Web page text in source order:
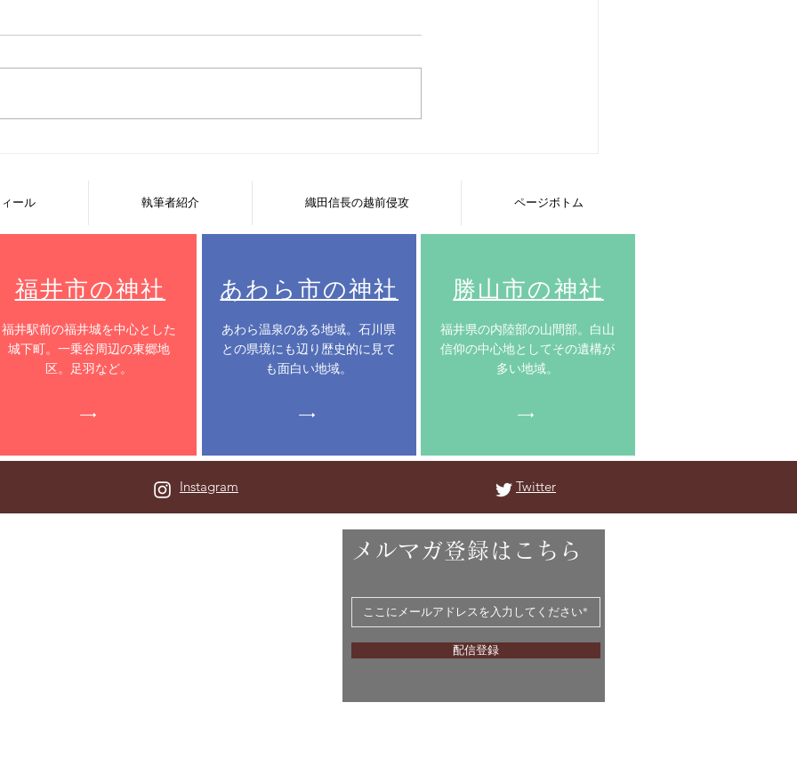
の乱 堀江景忠 あわら市下番
思いが詰まる明智神社
ール 執筆者紹介 織田信長の越前侵攻 ページボトム
福井市の神社
​福井駅前の福井城を中心とした
城下町。一乗谷周辺の東郷地
区。足羽など。
あわら市の神社
​あわら温泉のある地域。石川県
との県境にも辺り歴史的に見て
も面白い地域。
​勝山市の神社
​福井県の内陸部の山間部。白山
信仰の中心地としてその遺構が
多い地域。
Instagram Twitter
メルマガ登録はこちら
配信登録